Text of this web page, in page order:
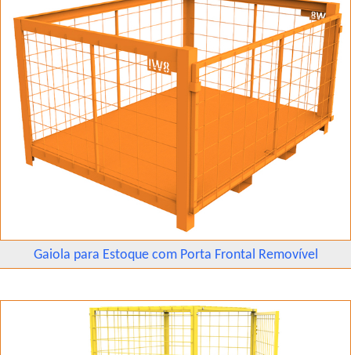
Gaiola para Estoque com Porta Frontal Removível